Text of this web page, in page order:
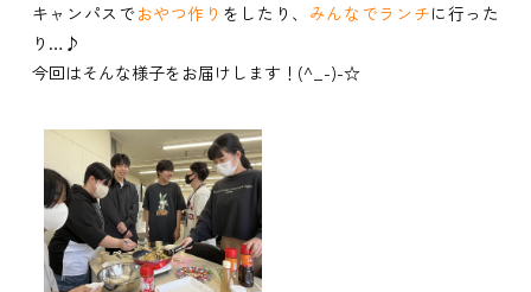
キャンパスでおやつ作り をしたり、 みんなでランチに行った
り…♪
今回はそんな様子をお届けします！(^_-)-☆